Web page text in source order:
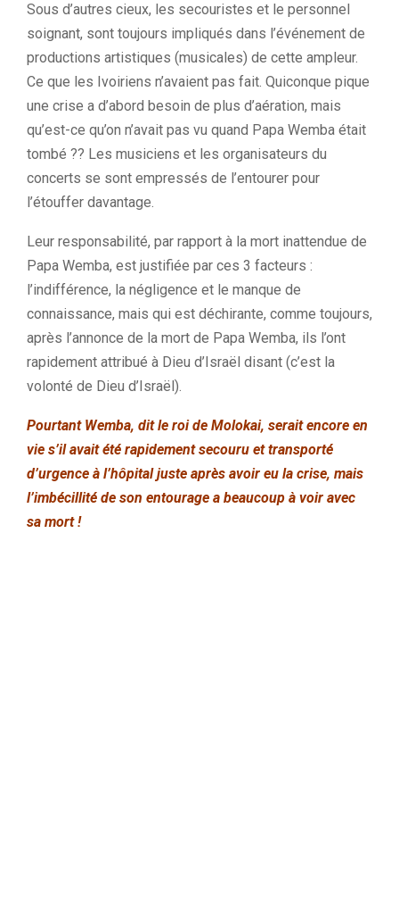
Sous d’autres cieux, les secouristes et le personnel
soignant, sont toujours impliqués dans l’événement de
productions artistiques (musicales) de cette ampleur.
Ce que les Ivoiriens n’avaient pas fait. Quiconque pique
une crise a d’abord besoin de plus d’aération, mais
qu’est-ce qu’on n’avait pas vu quand Papa Wemba était
tombé ?? Les musiciens et les organisateurs du
concerts se sont empressés de l’entourer pour
l’étouffer davantage.
Leur responsabilité, par rapport à la mort inattendue de
Papa Wemba, est justifiée par ces 3 facteurs :
l’indifférence, la négligence et le manque de
connaissance, mais qui est déchirante, comme toujours,
après l’annonce de la mort de Papa Wemba, ils l’ont
rapidement attribué à Dieu d’Israël disant (c’est la
volonté de Dieu d’Israël).
Pourtant Wemba, dit le roi de Molokai, serait encore en
vie s’il avait été rapidement secouru et transporté
d’urgence à l’hôpital juste après avoir eu la crise, mais
l’imbécillité de son entourage a beaucoup à voir avec
sa mort !